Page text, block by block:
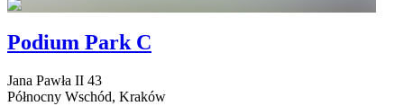
Podium Park C
Jana Pawła II 43
Północny Wschód, Kraków